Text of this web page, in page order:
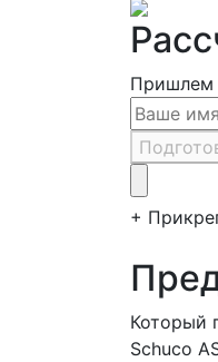
Пришлем
+
Который
Schuco